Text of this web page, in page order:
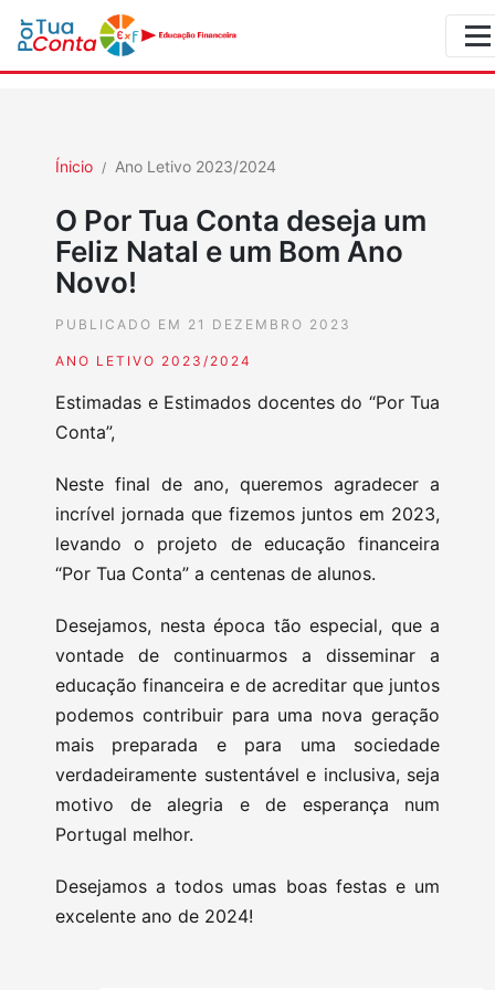
Ínicio Ano Letivo 2023/2024
O Por Tua Conta deseja um
Feliz Natal e um Bom Ano
Novo!
PUBLICADO EM 21 DEZEMBRO 2023
ANO LETIVO 2023/2024
Estimadas e Estimados docentes do “Por Tua
Conta”,
Neste final de ano, queremos agradecer a
incrível jornada que fizemos juntos em 2023,
levando o projeto de educação financeira
“Por Tua Conta” a centenas de alunos.
Desejamos, nesta época tão especial, que a
vontade de continuarmos a disseminar a
educação financeira e de acreditar que juntos
podemos contribuir para uma nova geração
mais preparada e para uma sociedade
verdadeiramente sustentável e inclusiva, seja
motivo de alegria e de esperança num
Portugal melhor.
Desejamos a todos umas boas festas e um
excelente ano de 2024!